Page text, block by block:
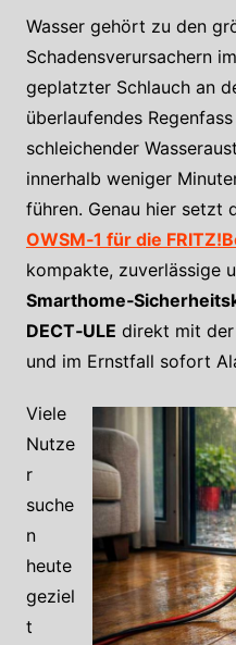
Wasser gehört zu den
Schadensverursachern
geplatzter Schlauch an
überlaufendes
schleichender
innerhalb weniger
führen. Genau hier setzt
OWSM‑1 für die
kompakte, zuverlässige
DECT‑ULE direkt mit der
und im Ernstfall sofort
Viele
Nutze
r
suche
n
heute
geziel
t